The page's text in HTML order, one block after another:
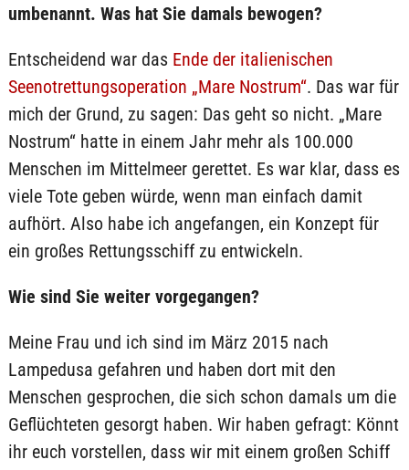
umbenannt. Was hat Sie damals bewogen?
Entscheidend war das Ende der italienischen
Seenotrettungsoperation „Mare Nostrum“. Das war für
mich der Grund, zu sagen: Das geht so nicht. „Mare
Nostrum“ hatte in einem Jahr mehr als 100.000
Menschen im Mittelmeer gerettet. Es war klar, dass es
viele Tote geben würde, wenn man einfach damit
aufhört. Also habe ich angefangen, ein Konzept für
ein großes Rettungsschiff zu entwickeln.
Wie sind Sie weiter vorgegangen?
Meine Frau und ich sind im März 2015 nach
Lampedusa gefahren und haben dort mit den
Menschen gesprochen, die sich schon damals um die
Geflüchteten gesorgt haben. Wir haben gefragt: Könnt
ihr euch vorstellen, dass wir mit einem großen Schiff